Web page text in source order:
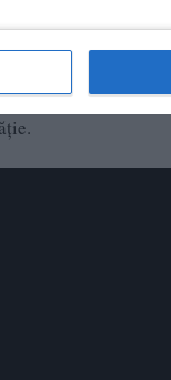
de drepturile și